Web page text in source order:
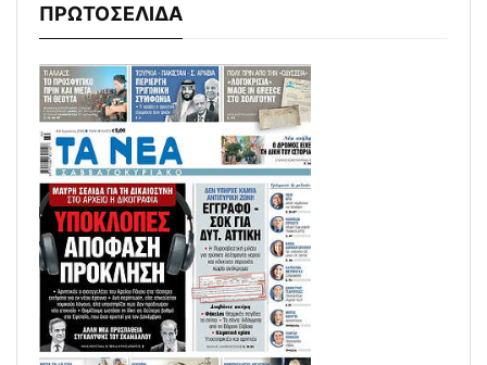
ΠΡΩΤΟΣΕΛΙΔΑ